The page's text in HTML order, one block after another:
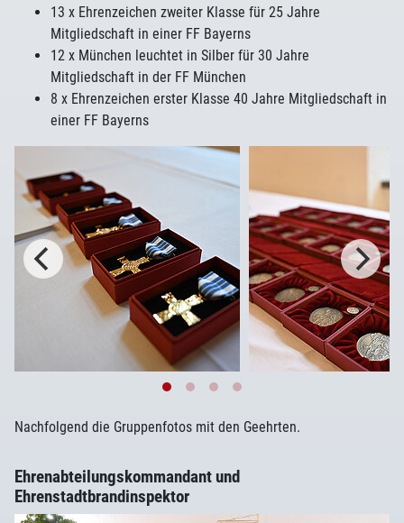
13 x Ehrenzeichen zweiter Klasse für 25 Jahre
Mitgliedschaft in einer FF Bayerns
12 x München leuchtet in Silber für 30 Jahre
Mitgliedschaft in der FF München
8 x Ehrenzeichen erster Klasse 40 Jahre Mitgliedschaft in
einer FF Bayerns
Nachfolgend die Gruppenfotos mit den Geehrten.
Ehrenabteilungskommandant und
Ehrenstadtbrandinspektor